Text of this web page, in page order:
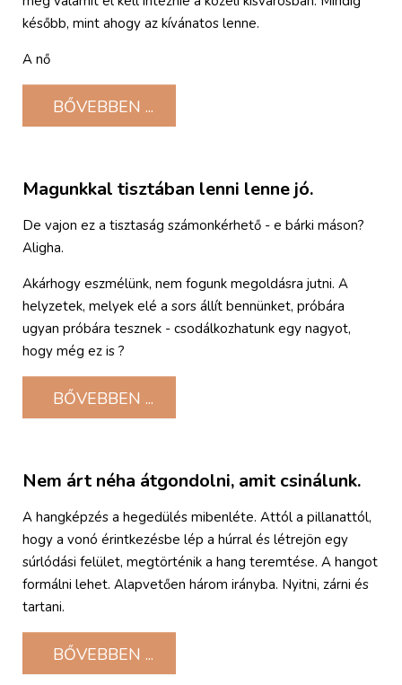
később, mint ahogy az kívánatos lenne.
A nő
BŐVEBBEN ...
Magunkkal tisztában lenni lenne jó.
De vajon ez a tisztaság számonkérhető - e bárki máson?
Aligha.
Akárhogy eszmélünk, nem fogunk megoldásra jutni. A
helyzetek, melyek elé a sors állít bennünket, próbára
ugyan próbára tesznek - csodálkozhatunk egy nagyot,
hogy még ez is ?
BŐVEBBEN ...
Nem árt néha átgondolni, amit csinálunk.
A hangképzés a hegedülés mibenléte. Attól a pillanattól,
hogy a vonó érintkezésbe lép a húrral és létrejön egy
súrlódási felület, megtörténik a hang teremtése. A hangot
formálni lehet. Alapvetően három irányba. Nyitni, zárni és
tartani.
BŐVEBBEN ...